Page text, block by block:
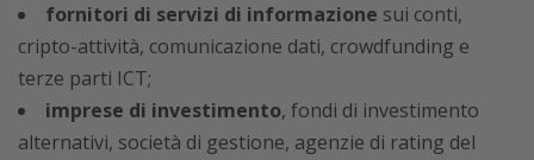
fornitori di servizi di informazione sui conti,
cripto-attività, comunicazione dati, crowdfunding e
terze parti ICT;
imprese di investimento, fondi di investimento
alternativi, società di gestione, agenzie di rating del